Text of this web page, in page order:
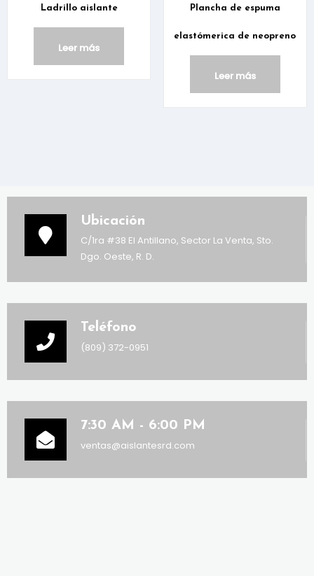
Ladrillo aislante
Leer más
Plancha de espuma
elastómerica de neopreno
Leer más
Ubicación
C/1ra #38 El Antillano, Sector La Venta, Sto.
Dgo. Oeste, R. D.
Teléfono
(809) 372-0951
7:30 AM - 6:00 PM
ventas@aislantesrd.com